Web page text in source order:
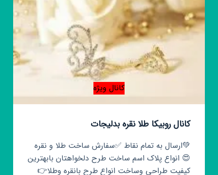
کانال ویژه
کانال روبیکا طلا نقره بدلیجات
💚ارسال به تمام نقاط ✅سفارش ساخت طلا و نقره
😍 انواع پلاک اسم ساخت طرح دلخواهتان بابهترین
کیفیت طراحی وساخت انواع طرح بانقره وطلا👉